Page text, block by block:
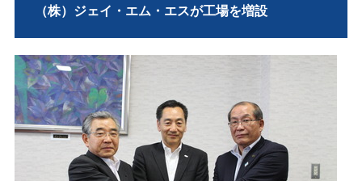
（株）ジェイ・エム・エスが工場を増設